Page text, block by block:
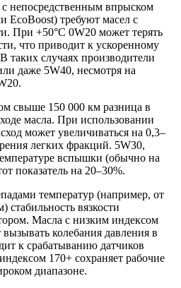
непосредственным впрыском
EcoBoost) требуют масел с
При +50°C 0W20 может терять
что приводит к ускоренному
таких случаях производители
даже 5W40, несмотря на
свыше 150 000 км разница в
масла. При использовании
может увеличиваться на 0,3–
легких фракций. 5W30,
вспышки (обычно на
показатель на 20–30%.
температур (например, от
стабильность вязкости
Масла с низким индексом
колебания давления в
к срабатыванию датчиков
170+ сохраняет рабочие
диапазоне.